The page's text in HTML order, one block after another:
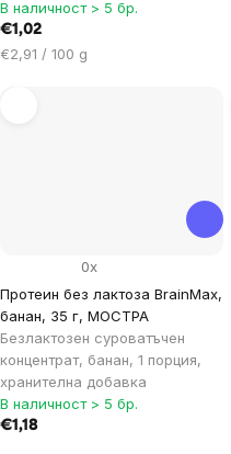
В наличност > 5 бр.
€1,02
Цена
€2,91 / 100 g
Протеин без лактоза BrainMax,
банан, 35 г, МОСТРА
Безлактозен суроватъчен
концентрат, банан, 1 порция,
хранителна добавка
0x
В наличност > 5 бр.
€1,18